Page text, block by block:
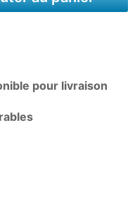
pour livraison